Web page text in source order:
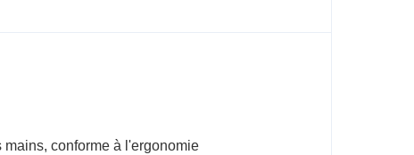
conforme à l'ergonomie